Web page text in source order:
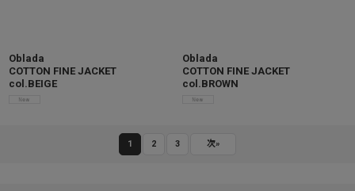
Oblada
COTTON FINE JACKET
col.BEIGE
Oblada
COTTON FINE JACKET
col.BROWN
1 2 3 次»